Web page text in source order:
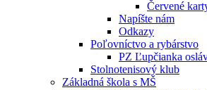
Červené
Napíšte nám
Odkazy
Poľovníctvo a rybárstvo
PZ Ľupčianka
Stolnotenisový klub
Základná škola s MŠ